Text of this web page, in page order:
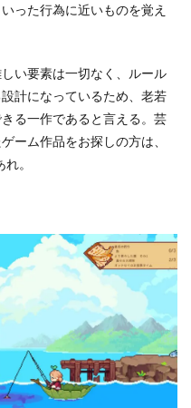
った行為に近いものを覚え
い要素は一切なく、ルール
計になっているため、老若
る一作であると言える。芸
ーム作品をお探しの方は、
。